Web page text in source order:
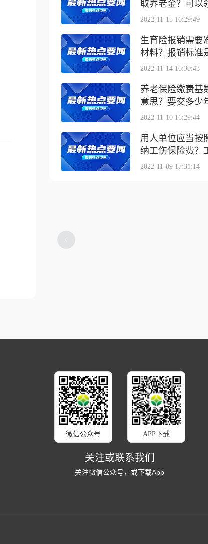
取养老金？可以
2022-11-15 16:29:49
生育险报销需要
材料？报销标准
2022-11-14 16:30:43
养老保险缴费基
意思？要交多少
2022-11-10 16:29:44
用人单位应当按
纳工伤保险费？
2022-11-09 17:31:14
微信公众号 APP下载
关注或联系我们
关注微信公众号，或下载App